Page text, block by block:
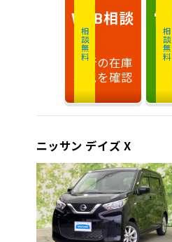
相談無料
WEB相談
最新の在庫
状況を確認
相談無料
ニッサン デイズ X